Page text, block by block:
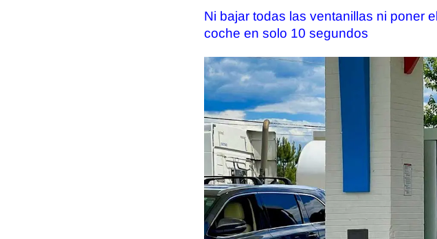
Ni bajar todas las ventanillas ni poner
coche en solo 10 segundos